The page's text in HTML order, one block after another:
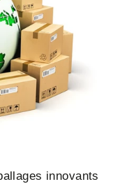
innovants